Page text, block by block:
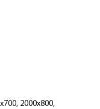
2000x800,